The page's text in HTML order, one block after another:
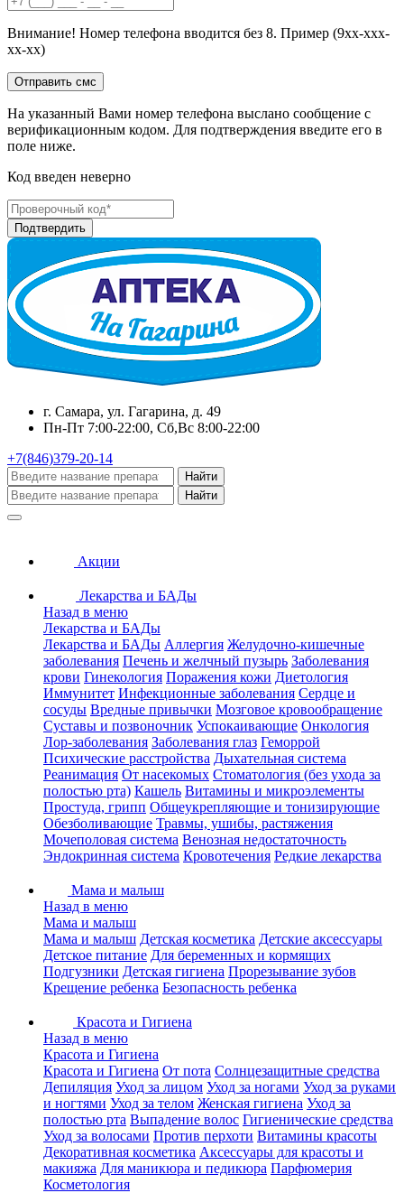
Внимание! Номер телефона вводится без 8. Пример (9хх-ххх-
хх-хх)
На указанный Вами номер телефона выслано сообщение с
верификационным кодом. Для подтверждения введите его в
поле ниже.
Код введен неверно
г. Самара, ул. Гагарина, д. 49
Пн-Пт 7:00-22:00, Сб,Вс 8:00-22:00
+7(846)379-20-14
Найти
Найти
Акции
Лекарства и БАДы
Назад в меню
Лекарства и БАДы
Лекарства и БАДы Аллергия Желудочно-кишечные
заболевания Печень и желчный пузырь Заболевания
крови Гинекология Поражения кожи Диетология
Иммунитет Инфекционные заболевания Сердце и
сосуды Вредные привычки Мозговое кровообращение
Суставы и позвоночник Успокаивающие Онкология
Лор-заболевания Заболевания глаз Геморрой
Психические расстройства Дыхательная система
Реанимация От насекомых Стоматология (без ухода за
полостью рта) Кашель Витамины и микроэлементы
Простуда, грипп Общеукрепляющие и тонизирующие
Обезболивающие Травмы, ушибы, растяжения
Мочеполовая система Венозная недостаточность
Эндокринная система Кровотечения Редкие лекарства
Мама и малыш
Назад в меню
Мама и малыш
Мама и малыш Детская косметика Детские аксессуары
Детское питание Для беременных и кормящих
Подгузники Детская гигиена Прорезывание зубов
Крещение ребенка Безопасность ребенка
Красота и Гигиена
Назад в меню
Красота и Гигиена
Красота и Гигиена От пота Солнцезащитные средства
Депиляция Уход за лицом Уход за ногами Уход за руками
и ногтями Уход за телом Женская гигиена Уход за
полостью рта Выпадение волос Гигиенические средства
Уход за волосами Против перхоти Витамины красоты
Декоративная косметика Аксессуары для красоты и
макияжа Для маникюра и педикюра Парфюмерия
Косметология